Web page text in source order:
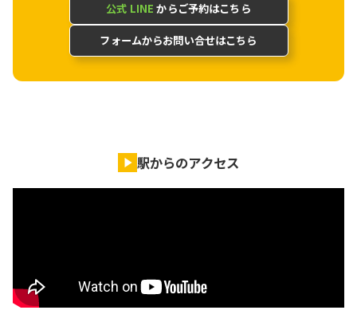
公式 LINE からご予約はこちら
フォームからお問い合せはこちら
駅からのアクセス